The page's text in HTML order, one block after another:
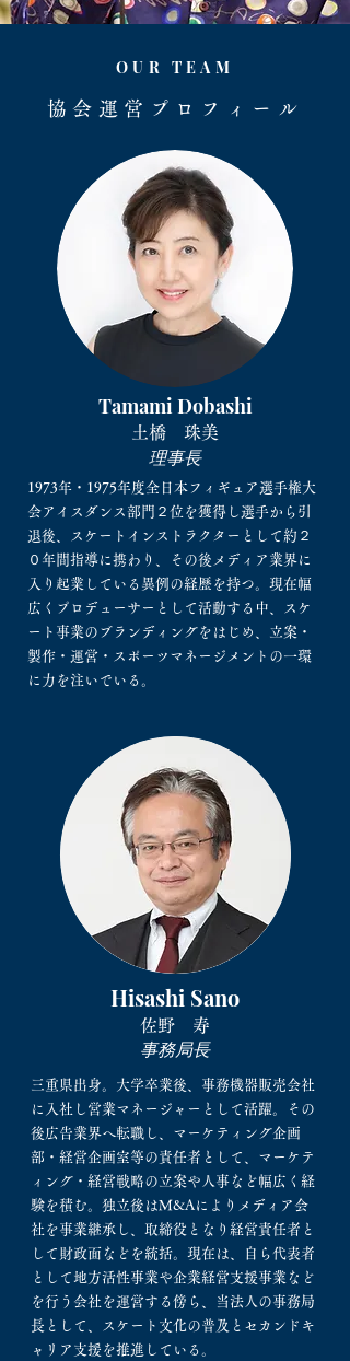
OUR TEAM
協会運営プロフィール
Tamami Dobashi
土橋 珠美
理事長
1973年・1975年度全日本フィギュア選手権大
会アイスダンス部門２位を獲得し選手から引
退後、スケートインストラクターとして約２
０年間指導に携わり、その後メディア業界に
入り起業している異例の経歴を持つ。現在幅
広くプロデューサーとして活動する中、スケ
ート事業のブランディングをはじめ、立案・
製作・運営・スポーツマネージメントの一環
に力を注いでいる。
Hisashi Sano
佐野 寿
事務局長
三重県出身。大学卒業後、事務機器販売会社
に入社し営業マネージャーとして活躍。その
後広告業界へ転職し、マーケティング企画
部・経営企画室等の責任者として、マーケテ
ィング・経営戦略の立案や人事など幅広く経
験を積む。独立後は​M&Aによりメディア会
社を事業継承し、取締役となり経営責任者と
して財政面などを統括。現在は、自ら代表者
として地方活性事業や企業経営支援事業など
を行う会社を運営する傍ら、当法人の事務局
長として、スケート文化の普及とセカンドキ
ャリア支援を推進している。